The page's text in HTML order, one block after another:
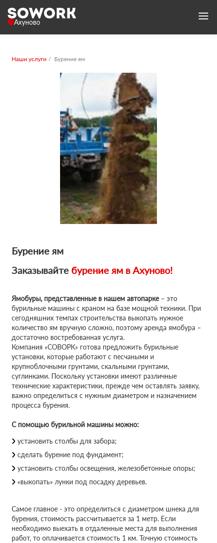
Ахуново
Наши услуги Бурение ям
Бурение ям
Заказывайте бурение ям в Ахуново!
Ямобуры, представленные в нашем автопарке– это
бурильные машины с краном на базе мощной техники. При
сегодняшних темпах строительства выкопать нужное
количество ям вручную сложно, поэтому аренда ямобура –
достаточно востребованная услуга.
Компания «СОВОРК» готова предложить бурильные
установки, которые работают с песчаными и
крупноблочными грунтами, скальными грунтами,
суглинками. Поскольку установки имеют различные
технические характеристики, прежде чем оставлять заявку,
важно определиться с нужным диаметром и назначением
процесса бурения.
С помощью бурильной машины можно:
установить столбы для забора;
сделать бурение под фундамент;
установить столбы освещения, железобетонные опоры;
«выкопать» лунки под посадку деревьев.
Самое главное - это определиться с диаметром шнека для
бурения, стоимость рассчитывается за 1 метр. Если
необходимо выехать в отдаленные места для выполнения
работ, то оплачивается стоимость 1 км. Точную стоимость